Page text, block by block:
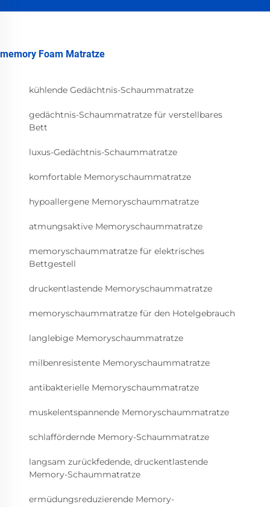
memory Foam Matratze
kühlende Gedächtnis-Schaummatratze
gedächtnis-Schaummatratze für verstellbares
Bett
luxus-Gedächtnis-Schaummatratze
komfortable Memoryschaummatratze
hypoallergene Memoryschaummatratze
atmungsaktive Memoryschaummatratze
memoryschaummatratze für elektrisches
Bettgestell
druckentlastende Memoryschaummatratze
memoryschaummatratze für den Hotelgebrauch
langlebige Memoryschaummatratze
milbenresistente Memoryschaummatratze
antibakterielle Memoryschaummatratze
muskelentspannende Memoryschaummatratze
schlaffördernde Memory-Schaummatratze
langsam zurückfedende, druckentlastende
Memory-Schaummatratze
ermüdungsreduzierende Memory-